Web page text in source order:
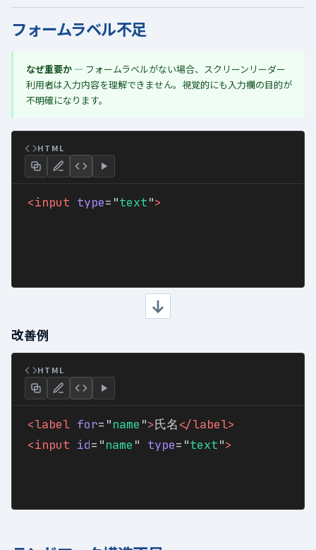
フォームラベル不足
なぜ重要か — フォームラベルがない場合、スクリーンリーダー
利用者は入力内容を理解できません。視覚的にも入力欄の目的が
不明確になります。
HTML
<input type="text">
改善例
HTML
<label for="name ">氏名</label>
<input id="name " type="text">